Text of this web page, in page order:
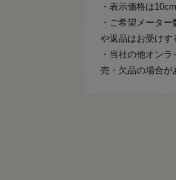
・表示価格は
・ご希望メータ
や返品はお受けす
・当社の他オン
売・欠品の場合が